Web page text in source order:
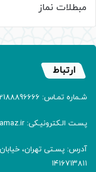
مبطلات نماز
ارتباط
شـماره تمـاس: 02188896666 نمابر: 02188905150
پسـت الـکترونیـکی: info[at]namaz.ir
۱۴۱۶۷۱۳۸۱۱